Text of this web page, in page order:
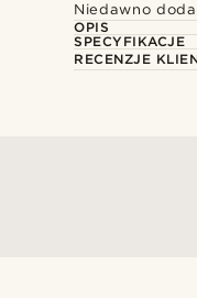
Niedawno
OPIS
SPECYFIKACJE
RECENZJE